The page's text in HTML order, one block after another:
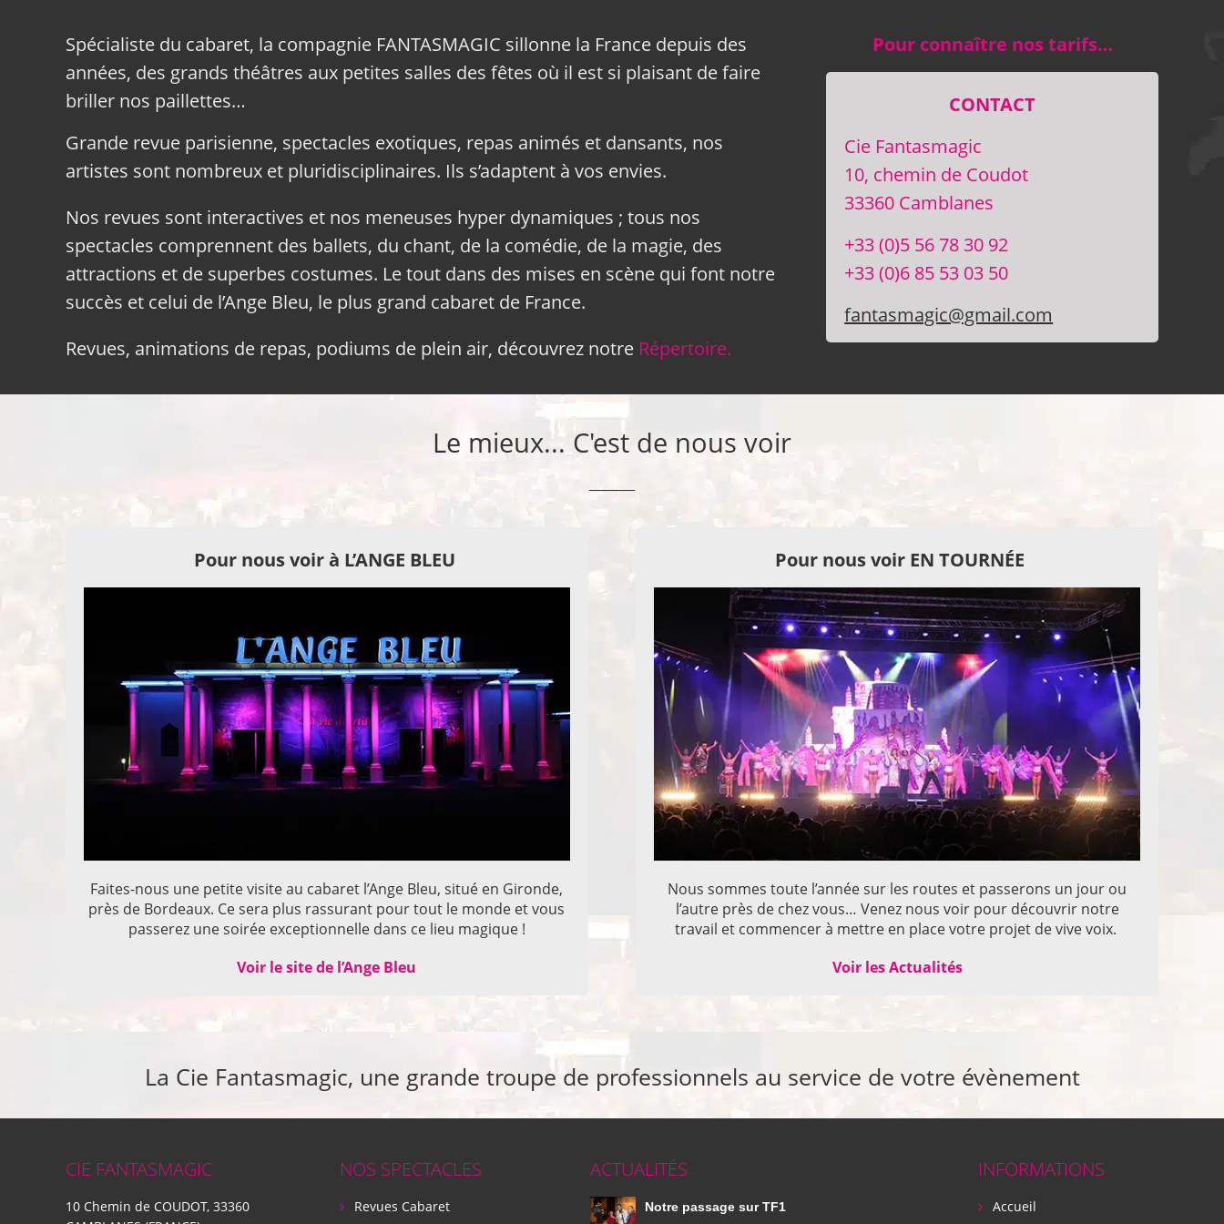
Spécialiste du cabaret, la compagnie FANTASMAGIC sillonne la France depuis des
années, des grands théâtres aux petites salles des fêtes où il est si plaisant de faire
briller nos paillettes…
Grande revue parisienne, spectacles exotiques, repas animés et dansants, nos
artistes sont nombreux et pluridisciplinaires. Ils s’adaptent à vos envies.
Nos revues sont interactives et nos meneuses hyper dynamiques ; tous nos
spectacles comprennent des ballets, du chant, de la comédie, de la magie, des
attractions et de superbes costumes. Le tout dans des mises en scène qui font notre
succès et celui de l’Ange Bleu, le plus grand cabaret de France.
Revues, animations de repas, podiums de plein air, découvrez notre Répertoire.
Pour connaître nos tarifs…
CONTACT
Cie Fantasmagic
10, chemin de Coudot
33360 Camblanes
+33 (0)5 56 78 30 92
+33 (0)6 85 53 03 50
fantasmagic@gmail.com
Le mieux... C'est de nous voir
Pour nous voir à L’ANGE BLEU
Faites-nous une petite visite au cabaret l’Ange Bleu, situé en Gironde,
près de Bordeaux. Ce sera plus rassurant pour tout le monde et vous
passerez une soirée exceptionnelle dans ce lieu magique !
Voir le site de l’Ange Bleu
Pour nous voir EN TOURNÉE
Nous sommes toute l’année sur les routes et passerons un jour ou
l’autre près de chez vous… Venez nous voir pour découvrir notre
travail et commencer à mettre en place votre projet de vive voix.
Voir les Actualités
La Cie Fantasmagic, une grande troupe de professionnels au service de votre évènement
CIE FANTASMAGIC
10 Chemin de COUDOT, 33360
NOS SPECTACLES
Revues Cabaret
ACTUALITÉS
Notre passage sur TF1
INFORMATIONS
Accueil